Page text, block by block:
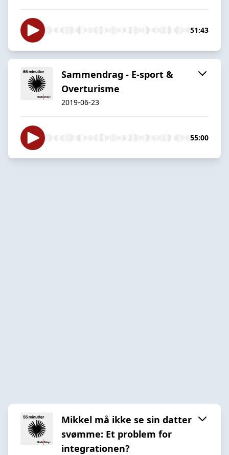
51:43
Sammendrag - E-sport &
Overturisme
2019-06-23
55:00
Mikkel må ikke se sin datter
svømme: Et problem for
integrationen?